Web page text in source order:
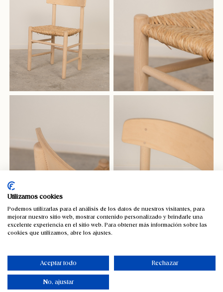
Utilizamos cookies
Podemos utilizarlas para el análisis de los datos de nuestros visitantes, para
mejorar nuestro sitio web, mostrar contenido personalizado y brindarle una
excelente experiencia en el sitio web. Para obtener más información sobre las
cookies que utilizamos, abre los ajustes.
Aceptar todo Rechazar
No, ajustar